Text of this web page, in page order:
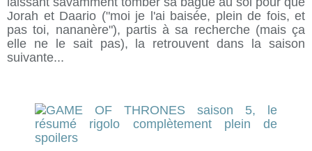
Jorah et Daario ("moi je l'ai baisée, plein de fois, et
pas toi, nananère"), partis à sa recherche (mais ça
elle ne le sait pas), la retrouvent dans la saison
suivante...